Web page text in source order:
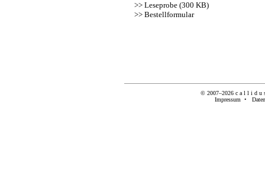
>> Leseprobe (300 KB)
>> Bestellformular
© 2007–2026 c a l l i d u
Impressum•